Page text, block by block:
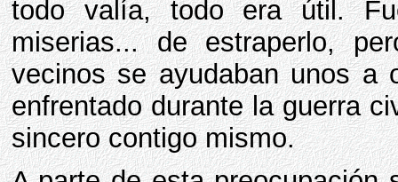
todo valía, todo era útil.
miserias... de estraperlo,
vecinos se ayudaban unos a
enfrentado durante la guerra
sincero contigo mismo.